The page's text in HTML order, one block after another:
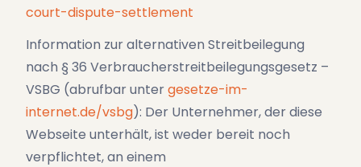
court-dispute-settlement
Information zur alternativen Streitbeilegung
nach § 36 Verbraucherstreitbeilegungsgesetz –
VSBG (abrufbar untergesetze-im-
internet.de/vsbg): Der Unternehmer, der diese
Webseite unterhält, ist weder bereit noch
verpflichtet, an einem